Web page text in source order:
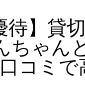
待】貸
ちゃん
コミ